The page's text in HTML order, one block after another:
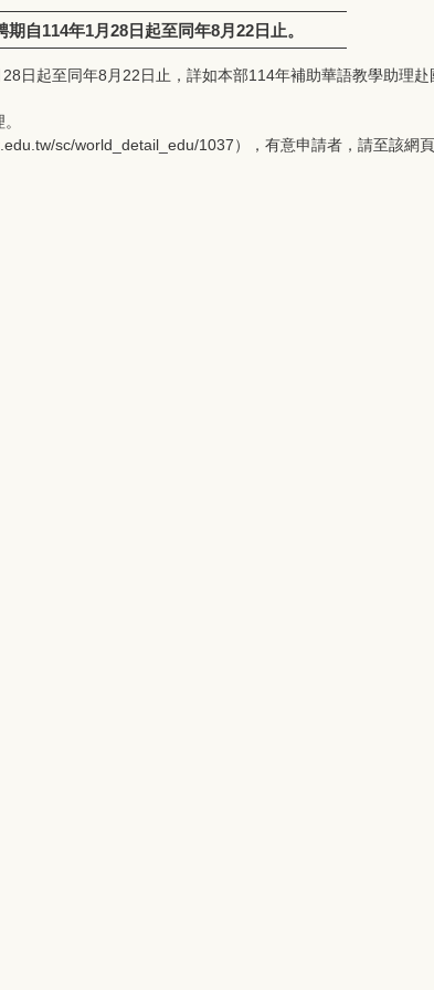
自114年1月28日起至同年8月22日止。
日起至同年8月22日止，詳如本部114年補助華語教學助理赴
sc/world_detail_edu/1037），有意申請者，請至該網